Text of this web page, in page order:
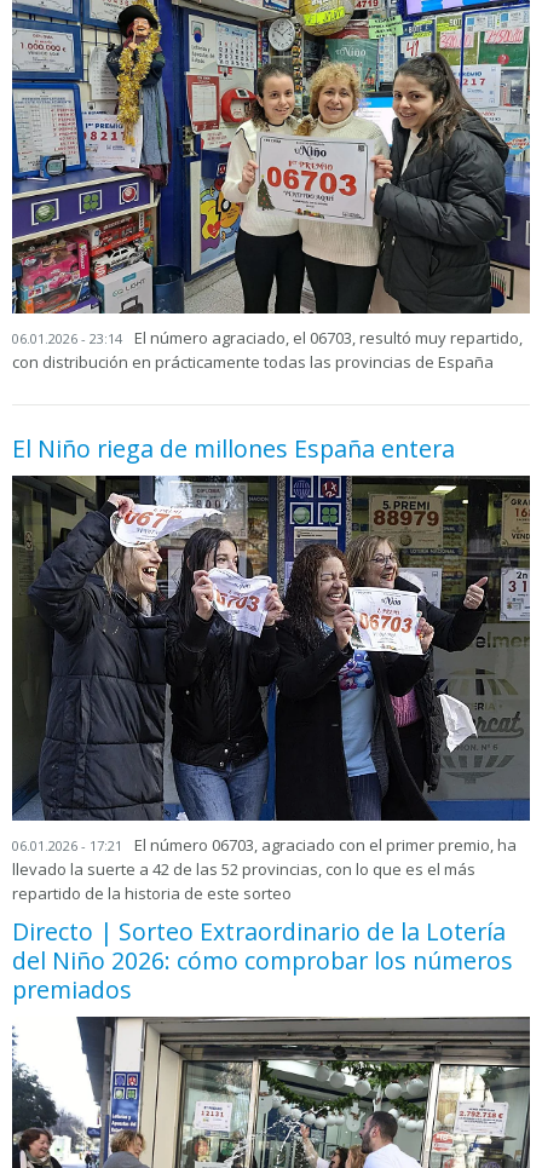
06.01.2026 - 23:14
El número agraciado, el 06703, resultó muy repartido,
con distribución en prácticamente todas las provincias de España
El Niño riega de millones España entera
06.01.2026 - 17:21
El número 06703, agraciado con el primer premio, ha
llevado la suerte a 42 de las 52 provincias, con lo que es el más
repartido de la historia de este sorteo
Directo | Sorteo Extraordinario de la Lotería
del Niño 2026: cómo comprobar los números
premiados